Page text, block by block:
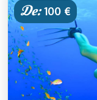
De:100 €